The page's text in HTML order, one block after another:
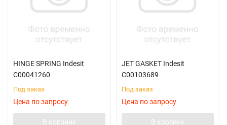
HINGE SPRING Indesit
C00041260
Под заказ
Цена по запросу
В корзину
JET GASKET Indesit
C00103689
Под заказ
Цена по запросу
В корзину